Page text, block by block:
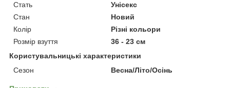
Стать
Унісекс
Стан
Новий
Колір
Різні кольори
Розмір взуття
36 - 23 см
Користувальницькі характеристики
Сезон
Весна/Літо/Осінь